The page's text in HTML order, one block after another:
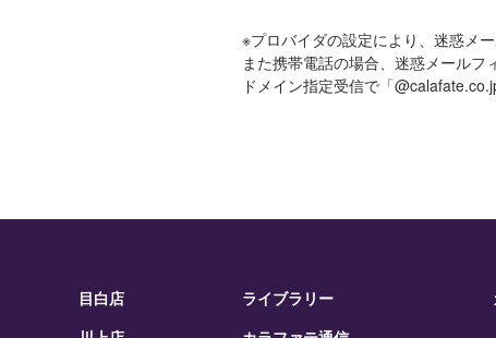
※プロバイダの設定により、迷惑メ
また携帯電話の場合、迷惑メールフ
ドメイン指定受信で「
目白店
ライブラリー